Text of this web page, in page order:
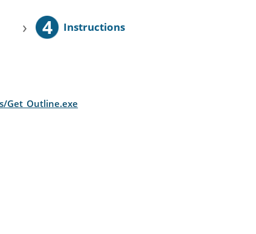
› 4 Instructions
Get_Outline.exe